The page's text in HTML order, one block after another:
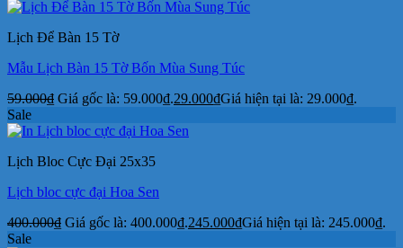
Lịch Để Bàn 15 Tờ
Mẫu Lịch Bàn 15 Tờ Bốn Mùa Sung Túc
59.000₫ Giá gốc là: 59.000₫.29.000₫Giá hiện tại là: 29.000₫.
Sale
Lịch Bloc Cực Đại 25x35
Lịch bloc cực đại Hoa Sen
400.000₫ Giá gốc là: 400.000₫.245.000₫Giá hiện tại là: 245.000₫.
Sale